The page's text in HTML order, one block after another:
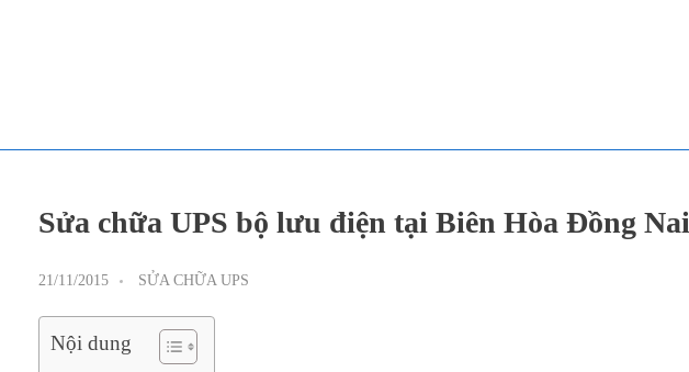
Sửa chữa UPS bộ lưu điện tại Biên Hòa Đồng Nai
21/11/2015 SỬA CHỮA UPS
Nội dung